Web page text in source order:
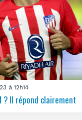
à 12h14
? Il répond clairement